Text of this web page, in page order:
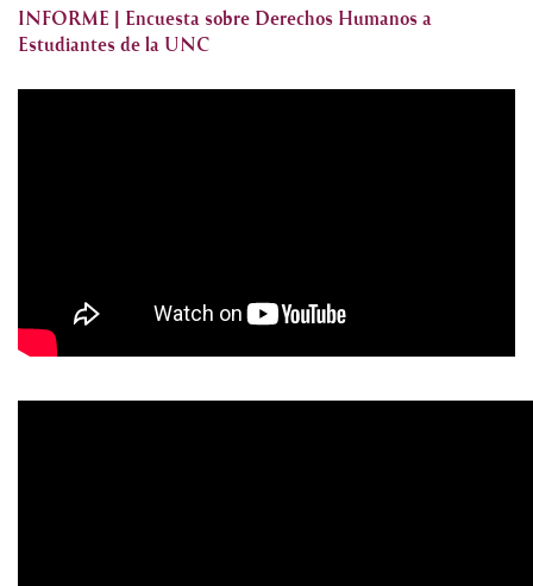
INFORME | Encuesta sobre Derechos Humanos a
Estudiantes de la UNC